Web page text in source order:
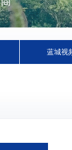
蓝城视